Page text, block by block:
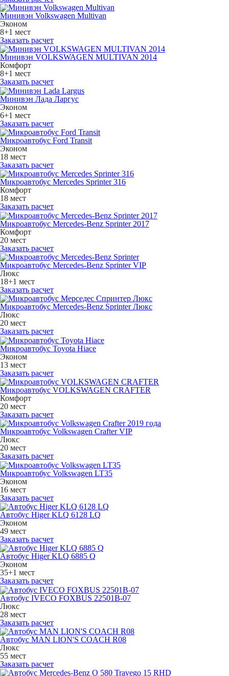
Минивэн Volkswagen Multivan
Эконом
8+1 мест
Заказать расчет
Минивэн VOLKSWAGEN MULTIVAN 2014
Комфорт
8+1 мест
Заказать расчет
Минивэн Лада Ларгус
Эконом
6+1 мест
Заказать расчет
Микроавтобус Ford Transit
Эконом
18 мест
Заказать расчет
Микроавтобус Mercedes Sprinter 316
Комфорт
18 мест
Заказать расчет
Микроавтобус Mercedes-Benz Sprinter 2017
Комфорт
20 мест
Заказать расчет
Микроавтобус Mercedes-Benz Sprinter VIP
Люкс
18+1 мест
Заказать расчет
Микроавтобус Mercedes-Benz Sprinter Люкс
Люкс
20 мест
Заказать расчет
Микроавтобус Toyota Hiace
Эконом
13 мест
Заказать расчет
Микроавтобус VOLKSWAGEN CRAFTER
Комфорт
20 мест
Заказать расчет
Микроавтобус Volkswagen Crafter VIP
Люкс
20 мест
Заказать расчет
Микроавтобус Volkswagen LT35
Эконом
16 мест
Заказать расчет
Автобус Higer KLQ 6128 LQ
Эконом
49 мест
Заказать расчет
Автобус Higer KLQ 6885 Q
Эконом
35+1 мест
Заказать расчет
Автобус IVECO FOXBUS 22501В-07
Люкс
28 мест
Заказать расчет
Автобус MAN LION'S COACH R08
Люкс
55 мест
Заказать расчет